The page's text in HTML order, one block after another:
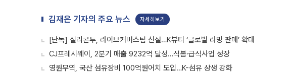
김재은 기자의 주요 뉴스 자세히보기
[단독] 실리콘투, 라이브커머스팀 신설…K뷰티 ‘글로벌 라방 판매’ 확대
CJ프레시웨이, 2분기 매출 9232억 달성…식봄·급식사업 성장
영원무역, 국산 섬유장비 100억원어치 도입…K-섬유 상생 강화